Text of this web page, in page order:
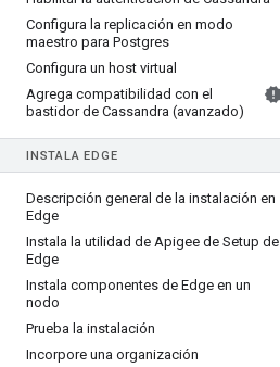
Configura la replicación en modo
maestro para Postgres
Configura un host virtual
Agrega compatibilidad con el
bastidor de Cassandra (avanzado)
INSTALA EDGE
Descripción general de la instalación en
Edge
Instala la utilidad de Apigee de Setup de
Edge
Instala componentes de Edge en un
nodo
Prueba la instalación
Incorpore una organización